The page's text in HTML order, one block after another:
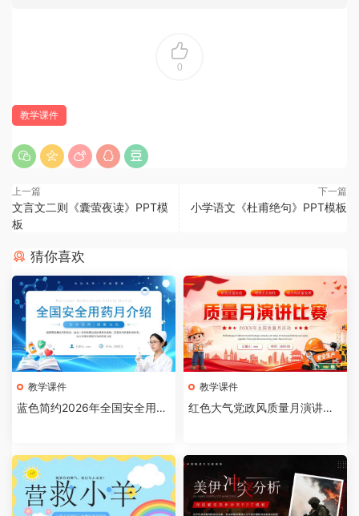
0
教学课件
上一篇
文言文二则《囊萤夜读》PPT模
板
下一篇
小学语文《杜甫绝句》PPT模板
猜你喜欢
教学课件
蓝色简约2026年全国安全用药
教学课件
红色大气党政风质量月演讲比